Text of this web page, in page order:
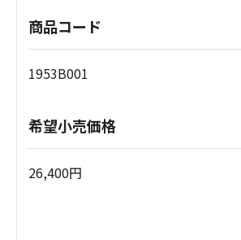
商品コード
1953B001
希望小売価格
26,400円